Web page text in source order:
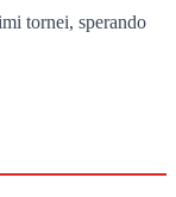
tornei, sperando